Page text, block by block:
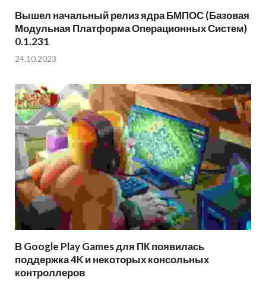
Вышел начальный релиз ядра БМПОС (Базовая
Модульная Платформа Операционных Систем)
0.1.231
24.10.2023
В Google Play Games для ПК появилась
поддержка 4K и некоторых консольных
контроллеров